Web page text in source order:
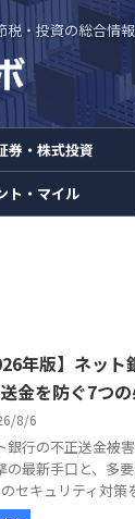
税・投資の総合情
券・株式投資
ト・マイル
年版】ネッ
金を防ぐ7つ
8/6
銀行の不正送金被
の最新手口と、多
セキュリティ対策